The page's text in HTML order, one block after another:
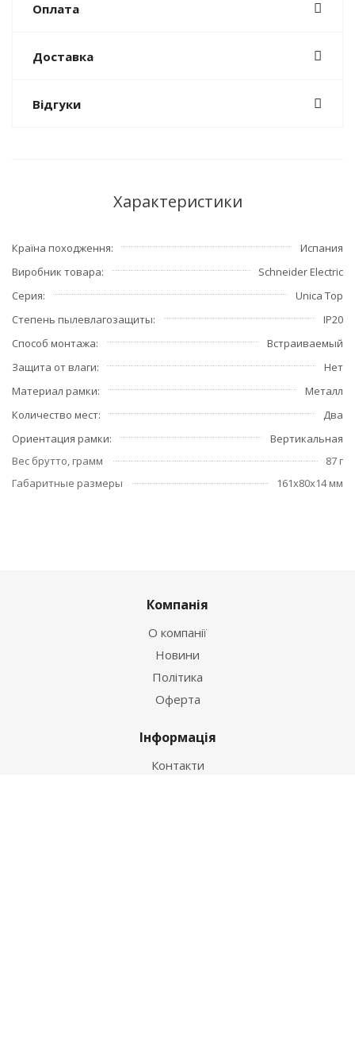
Оплата
Доставка
Відгуки
Характеристики
Країна походження
Испания
Виробник товара
Schneider Electric
Серия
Unica Top
Степень пылевлагозащиты
IP20
Способ монтажа
Встраиваемый
Защита от влаги
Нет
Материал рамки
Металл
Количество мест
Два
Ориентация рамки
Вертикальная
Вес брутто, грамм
87 г
Габаритные размеры
161x80x14 мм
Компанія
О компанії
Новини
Політика
Оферта
Інформація
Контакти